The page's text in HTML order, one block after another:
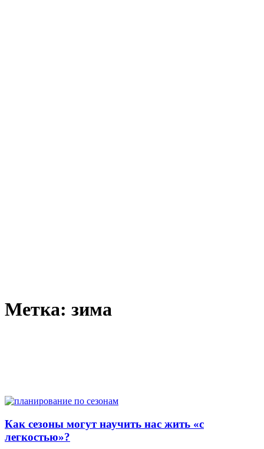
Метка: зима
Как сезоны могут научить нас жить «с
легкостью»?